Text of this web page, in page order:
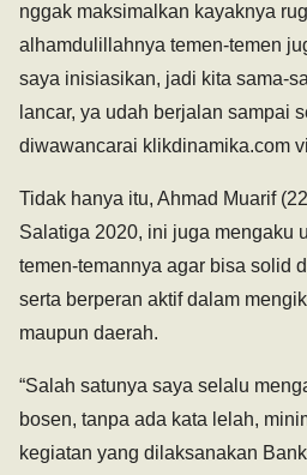
nggak maksimalkan kayaknya
alhamdulillahnya temen-temen
saya inisiasikan, jadi kita sama-
lancar, ya udah berjalan sampai
diwawancarai klikdinamika.com
Tidak hanya itu, Ahmad Muarif
Salatiga 2020, ini juga mengaku
temen-temannya agar bisa solid
serta berperan aktif dalam
maupun daerah.
“Salah satunya saya selalu
bosen, tanpa ada kata lelah,
kegiatan yang dilaksanakan